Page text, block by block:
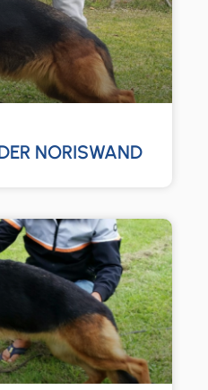
NORISWAND